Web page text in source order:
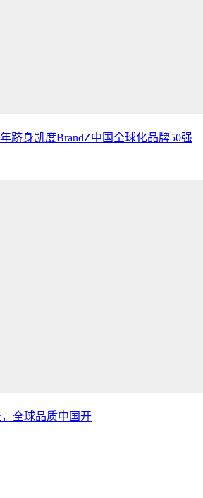
跻身凯度BrandZ中国全球化品牌50强
全球品质中国开